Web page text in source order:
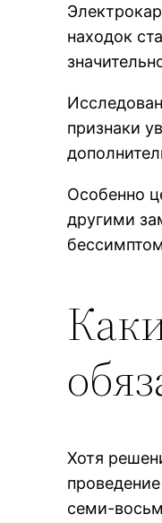
находок
признаки
Особенно
другими
Хотя
семи-